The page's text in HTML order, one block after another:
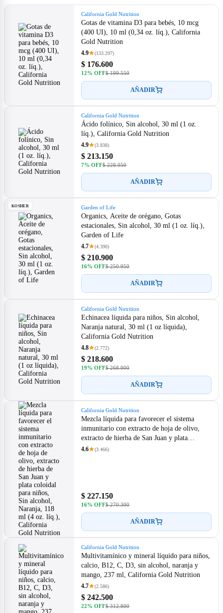
California Gold Nutrition
Gotas de vitamina D3 para bebés, 10 mcg
(400 UI), 10 ml (0,34 oz. líq.), California
Gold Nutrition
4.9 (133.297)
$ 176.600
12% OFF$ 199.550
AÑADIR
California Gold Nutrition
Ácido folínico, Sin alcohol, 30 ml (1 oz.
líq.), California Gold Nutrition
4.9 (3.838)
$ 213.150
7% OFF$ 228.050
AÑADIR
KOSHER Garden of Life
Organics, Aceite de orégano, Gotas
estacionales, Sin alcohol, 30 ml (1 oz. líq.),
Garden of Life
4.7 (4.390)
$ 210.900
16% OFF$ 250.950
AÑADIR
California Gold Nutrition
Echinacea líquida para niños, Sin alcohol,
Naranja natural, 30 ml (1 oz líquida),
California Gold Nutrition
4.8 (2.772)
$ 218.600
19% OFF$ 268.900
AÑADIR
California Gold Nutrition
Mezcla líquida para favorecer el sistema
inmunitario con extracto de hoja de olivo,
extracto de hierba de San Juan y plata
coloidal para niños, Sin alcohol, Naranja, 118
4.6 (3.466)
$ 227.150
16% OFF$ 270.300
AÑADIR
California Gold Nutrition
Multivitamínico y mineral líquido para niños,
calcio, B12, C, D3, sin alcohol, naranja y
mango, 237 ml, California Gold Nutrition
4.7 (2.586)
$ 242.500
22% OFF$ 312.800